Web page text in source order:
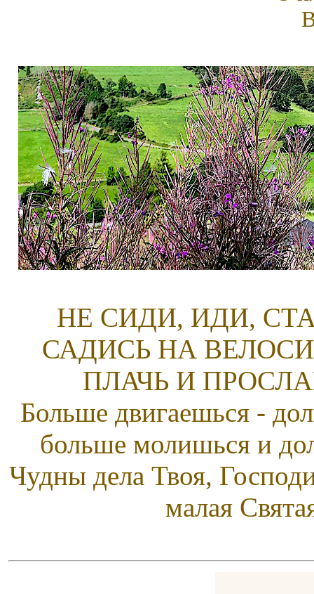
НЕ СИДИ, ИДИ,
САДИСЬ НА
ПЛАЧЬ И
Больше двигаешься -
больше молишься и
Чудны дела Твоя,
малая